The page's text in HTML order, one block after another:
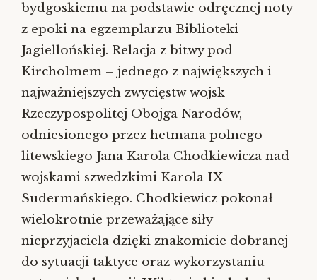
bydgoskiemu na podstawie odręcznej noty
z epoki na egzemplarzu Biblioteki
Jagiellońskiej. Relacja z bitwy pod
Kircholmem – jednego z największych i
najważniejszych zwycięstw wojsk
Rzeczypospolitej Obojga Narodów,
odniesionego przez hetmana polnego
litewskiego Jana Karola Chodkiewicza nad
wojskami szwedzkimi Karola IX
Sudermańskiego. Chodkiewicz pokonał
wielokrotnie przeważające siły
nieprzyjaciela dzięki znakomicie dobranej
do sytuacji taktyce oraz wykorzystaniu